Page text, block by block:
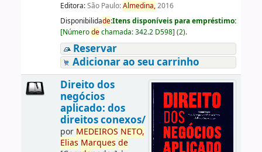
Editora:São Paulo:Almedina,2016
Disponibilidade:Itens disponíveis para empréstimo:
[Númerodechamada:342.2 D598] (2).
Reservar
Adicionar ao seu carrinho
Direito dos
negócios
aplicado: dos
direitos conexos/
por MEDEIROS NETO,
Elias Marques de